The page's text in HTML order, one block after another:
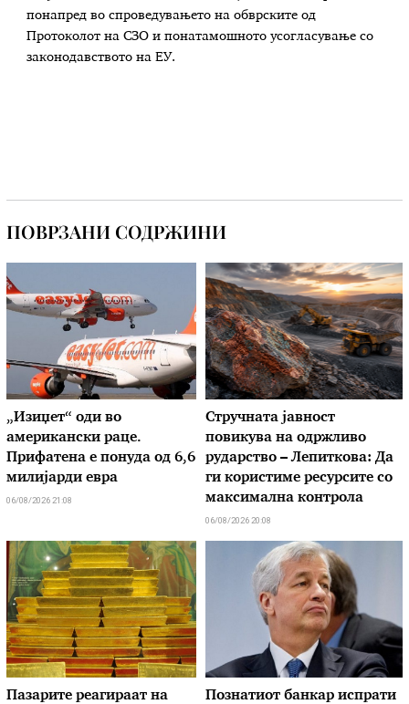
понапред во спроведувањето на обврските од
Протоколот на СЗО и понатамошното усогласување со
законодавството на ЕУ.
ПОВРЗАНИ СОДРЖИНИ
„Изиџет“ оди во
американски раце.
Прифатена е понуда од 6,6
милијарди евра
06/08/2026 21:08
Стручната јавност
повикува на одржливо
рударство – Лепиткова: Да
ги користиме ресурсите со
максимална контрола
06/08/2026 20:08
Пазарите реагираат на
Познатиот банкар испрати